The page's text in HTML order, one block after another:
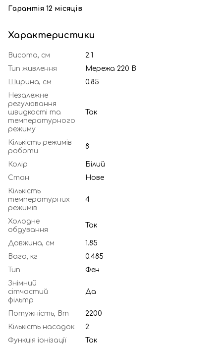
Гарантія 12 місяців
Характеристики
Висота, см
2.1
Тип живлення
Мережа 220 В
Ширина, см
0.85
Незалежне
регулювання
швидкості та
температурного
режиму
Так
Кількість режимів
роботи
8
Колір
Білий
Стан
Нове
Кількість
температурних
режимів
4
Холодне
обдування
Так
Довжина, см
1.85
Вага, кг
0.485
Тип
Фен
Знімний
сітчастий
фільтр
Да
Потужність, Вт
2200
Кількість насадок
2
Функція іонізації
Так